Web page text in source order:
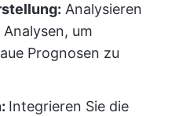
Analysieren
um
Prognosen zu
Integrieren Sie die